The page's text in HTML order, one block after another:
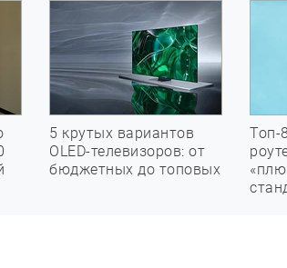
5 крутых вариантов
OLED-телевизоров: от
бюджетных до топовых
Топ-